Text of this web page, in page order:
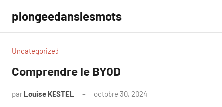
contenu
plongeedanslesmots
Uncategorized
Comprendre le BYOD
par Louise KESTEL octobre 30, 2024